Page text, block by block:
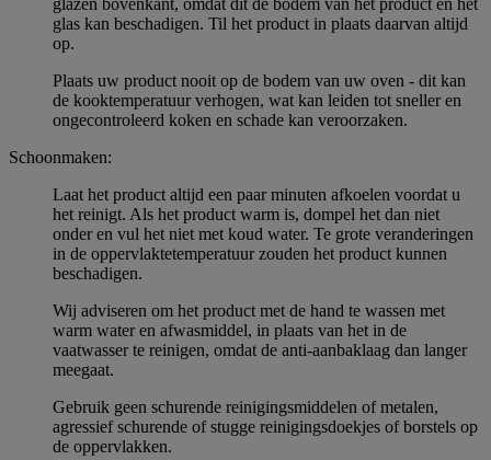
glas kan beschadigen. Til het product in plaats daarvan altijd
op.
Plaats uw product nooit op de bodem van uw oven - dit kan
de kooktemperatuur verhogen, wat kan leiden tot sneller en
ongecontroleerd koken en schade kan veroorzaken.
Schoonmaken:
Laat het product altijd een paar minuten afkoelen voordat u
het reinigt. Als het product warm is, dompel het dan niet
onder en vul het niet met koud water. Te grote veranderingen
in de oppervlaktetemperatuur zouden het product kunnen
beschadigen.
Wij adviseren om het product met de hand te wassen met
warm water en afwasmiddel, in plaats van het in de
vaatwasser te reinigen, omdat de anti-aanbaklaag dan langer
meegaat.
Gebruik geen schurende reinigingsmiddelen of metalen,
agressief schurende of stugge reinigingsdoekjes of borstels op
de oppervlakken.